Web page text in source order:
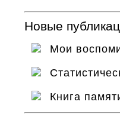
Новые
Мои
Книга